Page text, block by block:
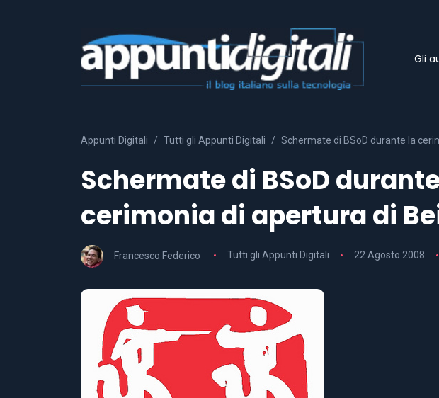
Gli
Appunti Digitali Tutti gli Appunti Digitali Schermate di BSoD durante la
Schermate di BSoD
cerimonia di apertura di
Francesco Federico Tutti gli Appunti Digitali 22 Agosto 2008